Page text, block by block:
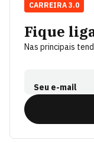
Fique
Nas principais
Seu e-mail
CARREIRA 3.0